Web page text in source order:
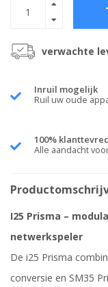
verwachte
Inruil mogelijk
Ruil uw oude
100%
Alle aandacht
I25 Prisma –
netwerkspeler
De i25 Prisma
conversie en SM35